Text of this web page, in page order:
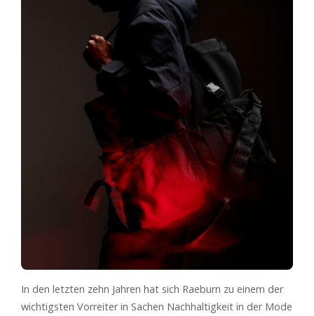
In den letzten zehn Jahren hat sich Raeburn zu einem der
wichtigsten Vorreiter in Sachen Nachhaltigkeit in der Mode